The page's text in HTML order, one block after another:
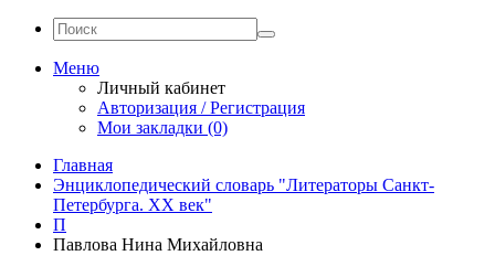
Меню
Личный кабинет
Авторизация / Регистрация
Мои закладки (0)
Главная
Энциклопедический словарь "Литераторы Санкт-
Петербурга. XX век"
П
Павлова Нина Михайловна